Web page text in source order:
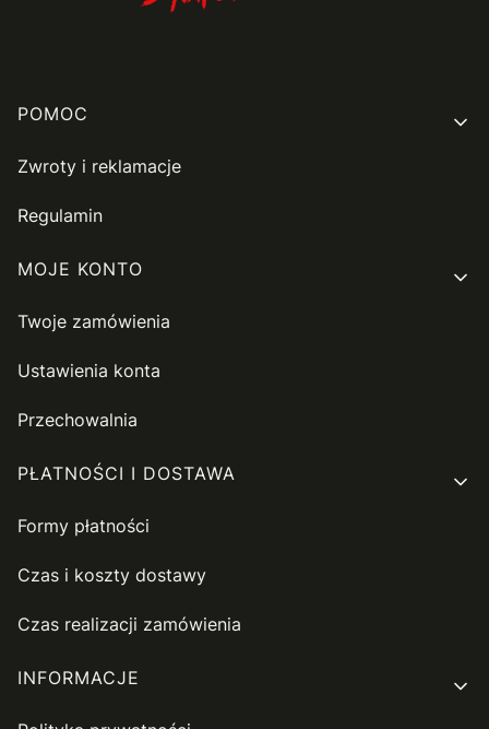
Linki w stopce
POMOC
Zwroty i reklamacje
Regulamin
MOJE KONTO
Twoje zamówienia
Ustawienia konta
Przechowalnia
PŁATNOŚCI I DOSTAWA
Formy płatności
Czas i koszty dostawy
Czas realizacji zamówienia
INFORMACJE